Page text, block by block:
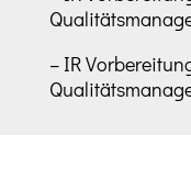
– IR